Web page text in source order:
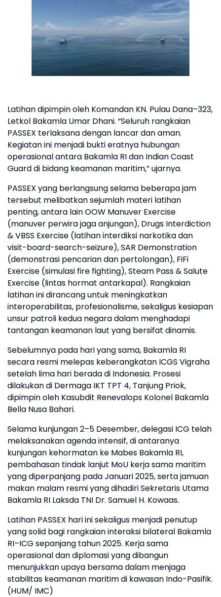
Latihan dipimpin oleh Komandan KN. Pulau Dana–323,
Letkol Bakamla Umar Dhani. “Seluruh rangkaian
PASSEX terlaksana dengan lancar dan aman.
Kegiatan ini menjadi bukti eratnya hubungan
operasional antara Bakamla RI dan Indian Coast
Guard di bidang keamanan maritim,” ujarnya.
PASSEX yang berlangsung selama beberapa jam
tersebut melibatkan sejumlah materi latihan
penting, antara lain OOW Manuver Exercise
(manuver perwira jaga anjungan), Drugs Interdiction
& VBSS Exercise (latihan interdiksi narkotika dan
visit-board-search-seizure), SAR Demonstration
(demonstrasi pencarian dan pertolongan), FiFi
Exercise (simulasi fire fighting), Steam Pass & Salute
Exercise (lintas hormat antarkapal). Rangkaian
latihan ini dirancang untuk meningkatkan
interoperabilitas, profesionalisme, sekaligus kesiapan
unsur patroli kedua negara dalam menghadapi
tantangan keamanan laut yang bersifat dinamis.
Sebelumnya pada hari yang sama, Bakamla RI
secara resmi melepas keberangkatan ICGS Vigraha
setelah lima hari berada di Indonesia. Prosesi
dilakukan di Dermaga IKT TPT 4, Tanjung Priok,
dipimpin oleh Kasubdit Renevalops Kolonel Bakamla
Bella Nusa Bahari.
Selama kunjungan 2–5 Desember, delegasi ICG telah
melaksanakan agenda intensif, di antaranya
kunjungan kehormatan ke Mabes Bakamla RI,
pembahasan tindak lanjut MoU kerja sama maritim
yang diperpanjang pada Januari 2025, serta jamuan
makan malam resmi yang dihadiri Sekretaris Utama
Bakamla RI Laksda TNI Dr. Samuel H. Kowaas.
Latihan PASSEX hari ini sekaligus menjadi penutup
yang solid bagi rangkaian interaksi bilateral Bakamla
RI–ICG sepanjang tahun 2025. Kerja sama
operasional dan diplomasi yang dibangun
menunjukkan upaya bersama dalam menjaga
stabilitas keamanan maritim di kawasan Indo-Pasifik.
(HUM/ IMC)